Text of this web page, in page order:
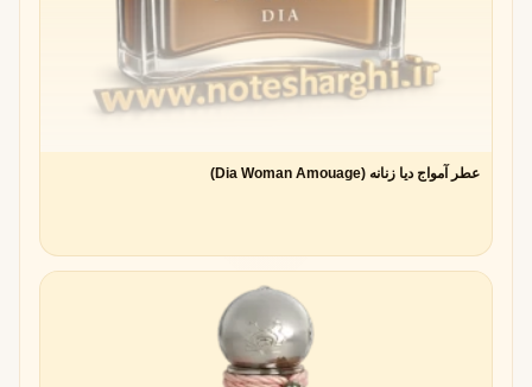
عطر آمواج دیا زنانه (Dia Woman Amouage)